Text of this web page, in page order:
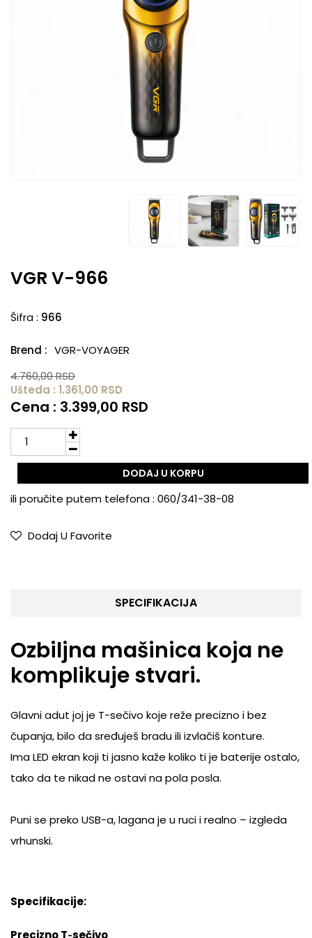
VGR V-966
Šifra : 966
Brend : VGR-VOYAGER
4.760,00 RSD
Ušteda : 1.361,00 RSD
Cena : 3.399,00 RSD
DODAJ U KORPU
ili poručite putem telefona : 060/341-38-08
Dodaj U Favorite
SPECIFIKACIJA
Ozbiljna mašinica koja ne
komplikuje stvari.
Glavni adut joj je T-sečivo koje reže precizno i bez
čupanja, bilo da sređuješ bradu ili izvlačiš konture.
Ima LED ekran koji ti jasno kaže koliko ti je baterije ostalo,
tako da te nikad ne ostavi na pola posla.
Puni se preko USB-a, lagana je u ruci i realno – izgleda
vrhunski.
Specifikacije:
Precizno T‑sečivo